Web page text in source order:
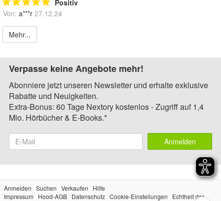
Positiv
Von: a***r 27.12.24
Mehr...
Verpasse keine Angebote mehr!
Abonniere jetzt unseren Newsletter und erhalte exklusive
Rabatte und Neuigkeiten.
Extra-Bonus: 60 Tage Nextory kostenlos - Zugriff auf 1,4
Mio. Hörbücher & E-Books.*
Anmelden
Anmelden Suchen Verkaufen
Hilfe
Impressum
Hood-AGB Datenschutz Cookie-Einstellungen
Echtheit der